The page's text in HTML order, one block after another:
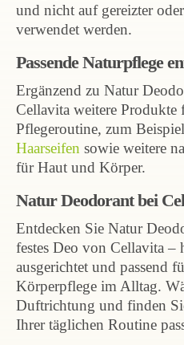
und nicht auf gereizter
verwendet werden.
Passende Naturpflege
Ergänzend zu Natur
Cellavita weitere Produkte
Pflegeroutine, zum Beispiel
Haarseifen sowie weitere
für Haut und Körper.
Natur Deodorant bei
Entdecken Sie Natur
festes Deo von Cellavita –
ausgerichtet und passend
Körperpflege im Alltag.
Duftrichtung und finden
Ihrer täglichen Routine